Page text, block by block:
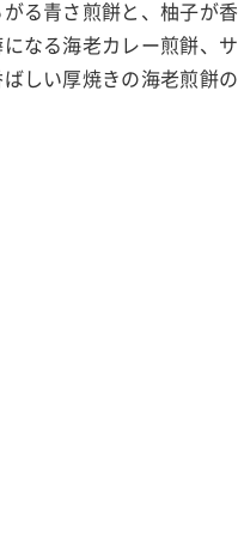
る青さ煎餅と、柚子が香
なる海老カレー煎餅、サ
しい厚焼きの海老煎餅の